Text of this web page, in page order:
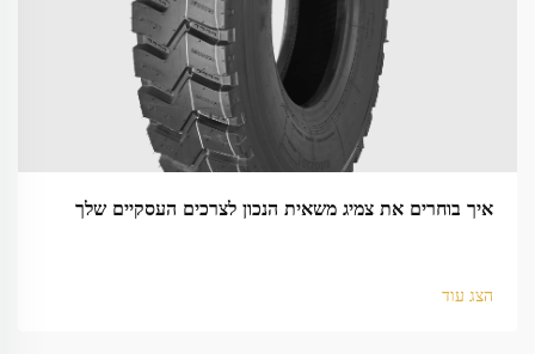
איך בוחרים את צמיג משאית הנכון לצרכים העסקיים שלך
הצג עוד